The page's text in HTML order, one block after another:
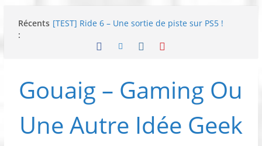
Récents
:
[TEST] Ride 6 – Une sortie de piste sur PS5 !
NEOGEO AES+ : La légende de l’arcade est de
SWITCH 2 : Nouveaux accessoires Turtle Beach X
Gouaig – Gaming Ou
Une Autre Idée Geek